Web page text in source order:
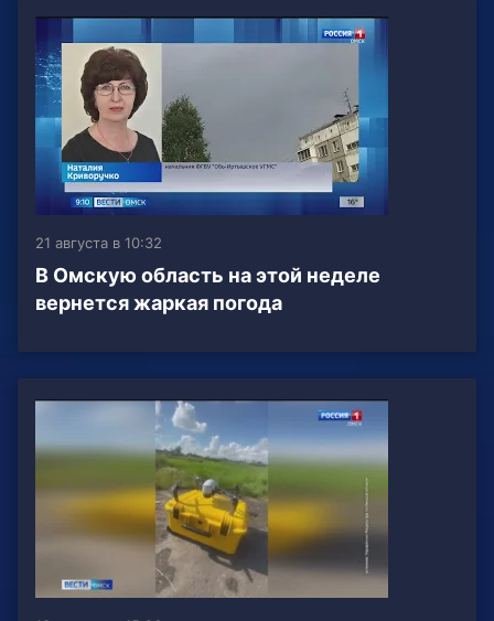
21 августа в 10:32
В Омскую область на этой неделе
вернется жаркая погода